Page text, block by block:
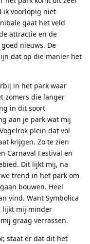
ik voorlopig niet
gaat het veld
attractie en de
nieuws. De
dat op die manier het
in het park waar
zomers die langer
in dit soort
aan je park wat mij
plein dat vol
krijgen. Zo te zien
Carnaval Festival en
Dit lijkt mij, na
trend in het park om
bouwen. Heel
vind. Want Symbolica
lijkt mij minder
graag verrassen.
staat er dat dit het